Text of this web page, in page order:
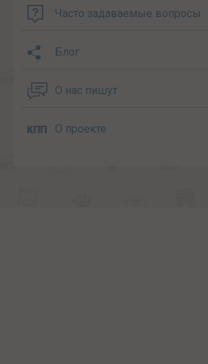
Часто задаваемые вопросы
Блог
О нас пишут
О проекте